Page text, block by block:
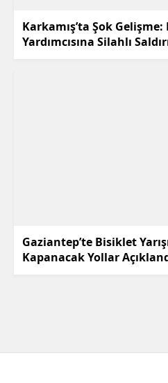
Karkamış’ta Şok
Yardımcısına Silahlı
Gaziantep’te Bisiklet
Kapanacak Yollar